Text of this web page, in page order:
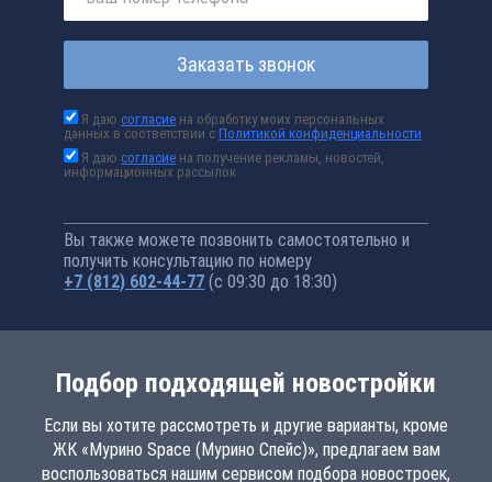
Заказать звонок
Я даюсогласие на обработку моих персональных
данных в соответствии сПолитикой конфиденциальности
Я даюсогласие на получение рекламы, новостей,
информационных рассылок
Вы также можете позвонить самостоятельно и
получить консультацию по номеру
+7 (812) 602-44-77 (с 09:30 до 18:30)
Подбор подходящей новостройки
Если вы хотите рассмотреть и другие варианты, кроме
ЖК «Мурино Space (Мурино Спейс)», предлагаем вам
воспользоваться нашим сервисом подбора новостроек,